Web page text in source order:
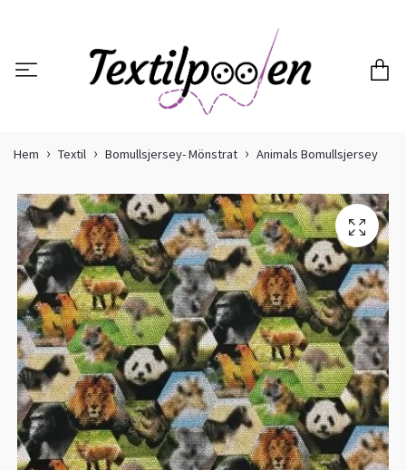
Hem Textil Bomullsjersey- Mönstrat Animals Bomullsjersey